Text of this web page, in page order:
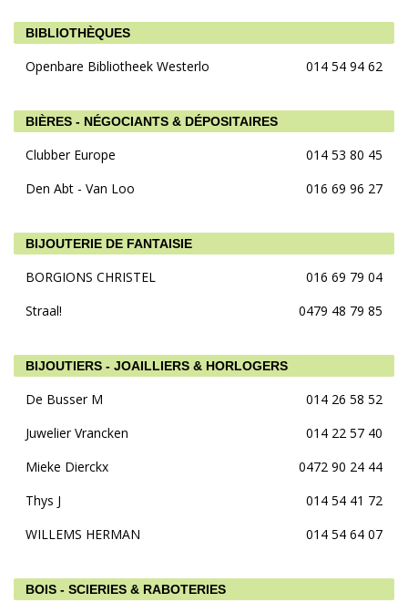
BIBLIOTHÈQUES
Openbare Bibliotheek Westerlo 014 54 94 62
BIÈRES - NÉGOCIANTS & DÉPOSITAIRES
Clubber Europe
014 53 80 45
Den Abt - Van Loo
016 69 96 27
BIJOUTERIE DE FANTAISIE
BORGIONS CHRISTEL
016 69 79 04
Straal!
0479 48 79 85
BIJOUTIERS - JOAILLIERS & HORLOGERS
De Busser M
014 26 58 52
Juwelier Vrancken
014 22 57 40
Mieke Dierckx
0472 90 24 44
Thys J
014 54 41 72
WILLEMS HERMAN
014 54 64 07
BOIS - SCIERIES & RABOTERIES